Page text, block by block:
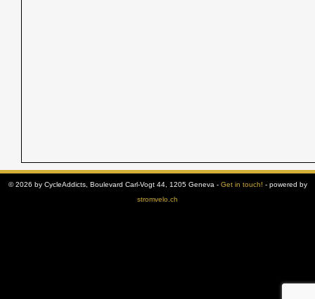
© 2026 by CycleAddicts, Boulevard Carl-Vogt 44, 1205 Geneva - Get in touch! - powered by
stromvelo.ch